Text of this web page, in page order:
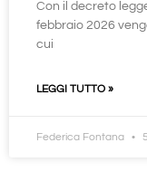
Con il decreto
febbraio 2026
cui
LEGGI TUTTO »
Federica Fontana